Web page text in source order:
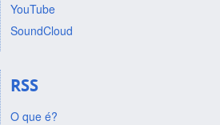
YouTube
SoundCloud
RSS
O que é?